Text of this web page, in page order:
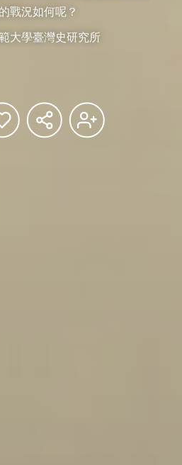
戰況如何呢？
大學臺灣史研究所